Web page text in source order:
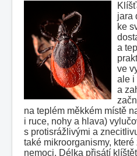
jara
ke
a
ve
ale i
a
na teplém měkkém místě
i ruce, nohy a hlava)
s protisrážlivými a
také mikroorganismy,
nemoci. Délka přisátí